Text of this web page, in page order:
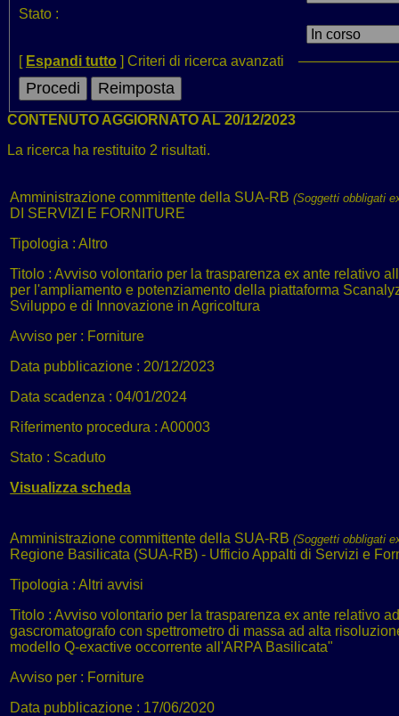
Stato :
[ Espandi tutto ] Criteri di ricerca avanzati
CONTENUTO AGGIORNATO AL 20/12/2023
La ricerca ha restituito 2 risultati.
Amministrazione committente della SUA-RB(Soggetti obbligati
DI SERVIZI E FORNITURE
Tipologia :Altro
Titolo :Avviso volontario per la trasparenza ex ante relativo
per l'ampliamento e potenziamento della piattaforma
Sviluppo e di Innovazione in Agricoltura
Avviso per : Forniture
Data pubblicazione :20/12/2023
Data scadenza :04/01/2024
Riferimento procedura :A00003
Stato : Scaduto
Visualizza scheda
Amministrazione committente della SUA-RB(Soggetti obbligati
Regione Basilicata (SUA-RB) - Ufficio Appalti di Servizi e
Tipologia :Altri avvisi
Titolo :Avviso volontario per la trasparenza ex ante relativo
gascromatografo con spettrometro di massa ad alta
modello Q-exactive occorrente all'ARPA Basilicata"
Avviso per : Forniture
Data pubblicazione : 17/06/2020